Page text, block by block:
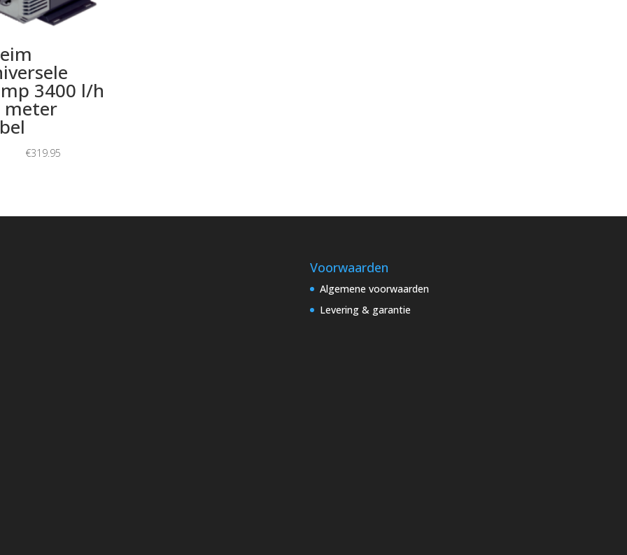
3400 l/h
meter
€319.95
Voorwaarden
Algemene voorwaarden
Levering & garantie